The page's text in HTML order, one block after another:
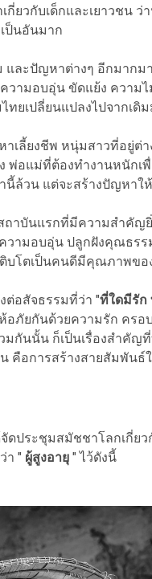
ยวกับเด็กและเยาวชน
ป็นอันมาก
ละปัญหาต่างๆ อีกมากม
วามอบอุ่น ขัดแย้ง ความ
ยเปลี่ยนแปลงไปจากเดิ
ลี้ยงชีพ หนุ่มสาวที่อยู่ต่า
อแม่ที่ต้องทำงานหนักเ
นี้ล้วน แต่จะสร้างปัญหาใ
ถาบันแรกที่มีความสำคั
วามอบอุ่น ปลูกฝังคุณธร
บโตเป็นคนดีมีคุณภาพขอ
อสัจธรรมที่ว่า "ที่ใดมีรั
ภัยกันด้วยความรัก ครอ
มกันนั้น ก็เป็นเรื่องสำคั
น คือการสร้างสายสัมพัน
ดประชุมสมัชชาโลกเกี่ย
า " ผู้สูงอายุ " ไว้ดังนี้